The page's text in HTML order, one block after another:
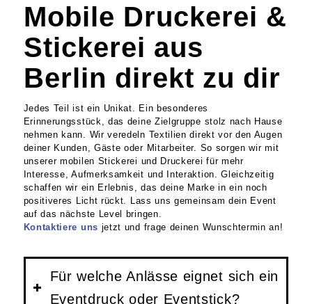
Mobile Druckerei &
Stickerei aus
Berlin direkt zu dir
Jedes Teil ist ein Unikat. Ein besonderes
Erinnerungsstück, das deine Zielgruppe stolz nach Hause
nehmen kann. Wir veredeln Textilien direkt vor den Augen
deiner Kunden, Gäste oder Mitarbeiter. So sorgen wir mit
unserer mobilen Stickerei und Druckerei für mehr
Interesse, Aufmerksamkeit und Interaktion. Gleichzeitig
schaffen wir ein Erlebnis, das deine Marke in ein noch
positiveres Licht rückt. Lass uns gemeinsam dein Event
auf das nächste Level bringen.
Kontaktiere uns jetzt und frage deinen Wunschtermin an!
Für welche Anlässe eignet sich ein
Eventdruck oder Eventstick?